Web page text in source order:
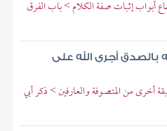
أبواب إثبات صفة الكلام > باب الفرق
أجرى الله على
أخرى من المتصوفة والعارفين > ذكر أبي